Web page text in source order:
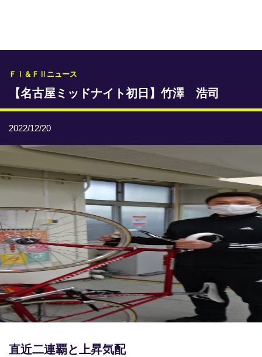
レース情報
本日のおすすめレース
トリマクリオリジナル予想
トリマクリコラム
番記者とくダネ！
選手ランキング
競輪場ガイド
記者紹介
ＦⅠ＆ＦⅡニュース
【名古屋ミッドナイト初日】竹澤 浩司
2022/12/20
直近二連覇と上昇気配